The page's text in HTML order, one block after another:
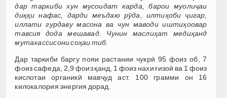
дар таркиби хун мусоидат карда, барои муолиҷаи
диққи нафас, дарди меъдаю рӯда, илтиҳоби ҷигар,
иллати гурдаву масона ва чун маводи иштиҳоовар
тавсия дода мешавад. Чунин маслиҳат медиҳанд
мутахассисони соҳаи тиб.
Дар таркиби баргу пояи растании чукрӣ 95 фоиз об, 7
фоиз сафеда, 2,9 фоиз қанд, 1 фоиз нахи ғизоӣ ва 1 фоиз
кислотаи органикӣ мавҷуд аст. 100 грамми он 16
килокалория энергия дорад.